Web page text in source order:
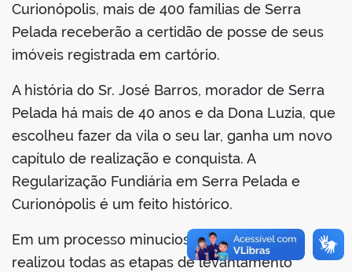
Curionópolis, mais de 400 famílias de Serra
Pelada receberão a certidão de posse de seus
imóveis registrada em cartório.
A história do Sr. José Barros, morador de Serra
Pelada há mais de 40 anos e da Dona Luzia, que
escolheu fazer da vila o seu lar, ganha um novo
capítulo de realização e conquista. A
Regularização Fundiária em Serra Pelada e
Curionópolis é um feito histórico.
Em um processo minucioso, a Prefeitura
realizou todas as etapas de levantamento